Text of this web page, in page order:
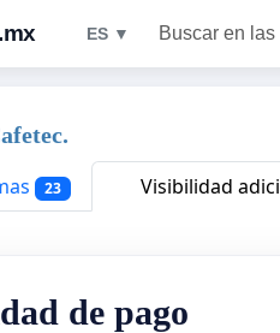
ES ▼ Buscar en
23 Visibilidad
de pago